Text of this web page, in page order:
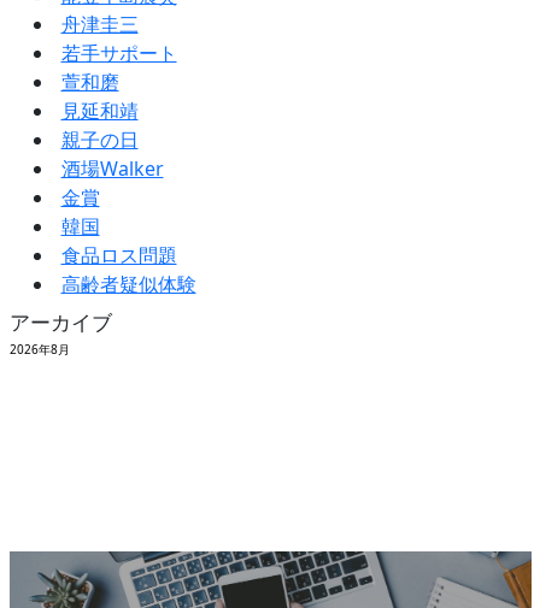
舟津圭三
若手サポート
萱和磨
見延和靖
親子の日
酒場Walker
金賞
韓国
食品ロス問題
高齢者疑似体験
アーカイブ